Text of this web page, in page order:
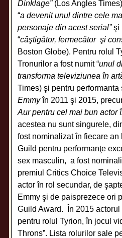
Dinklage”(Los Angles
“a devenit unul dintre cele
personaje din acest serial”şi
“câştigător, fermecător şi
Boston Globe). Pentru rolul
Tronurilor a fost numit “unul
transforma televiziunea în
Times) şi pentru
Emmyîn 2011 şi 2015,
Aur pentru cel mai bun actor
acestea nu sunt singurele,
fost nominalizat în fiecare
Guild pentru performanţe
sex masculin, a fost
premiul Critics Choice
actor în rol secundar, de
Emmy şi de paisprezece ori
Guild Award. În 2015 actorul
pentru rolul Tyrion, în jocul
Throns”. Lista rolurilor sale